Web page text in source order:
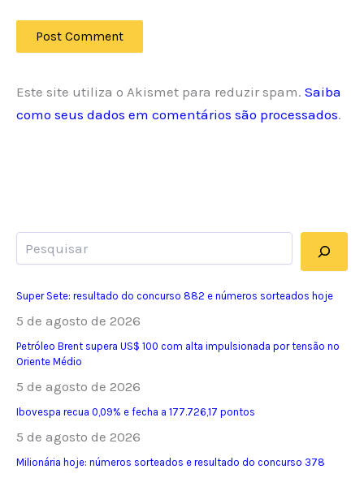
Este site utiliza o Akismet para reduzir spam. Saiba
como seus dados em comentários são processados.
Super Sete: resultado do concurso 882 e números sorteados hoje
5 de agosto de 2026
Petróleo Brent supera US$ 100 com alta impulsionada por tensão no
Oriente Médio
5 de agosto de 2026
Ibovespa recua 0,09% e fecha a 177.726,17 pontos
5 de agosto de 2026
Milionária hoje: números sorteados e resultado do concurso 378